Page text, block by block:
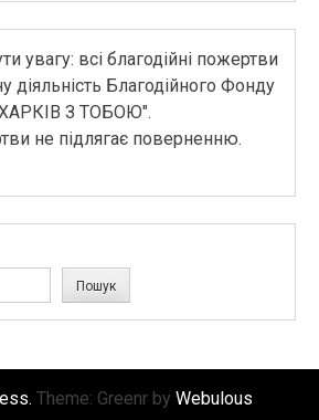
увагу: всі благодійні пожертви
діяльність Благодійного Фонду
З ТОБОЮ".
не підлягає поверненню.
Пошук
Theme: Greenr by Webulous